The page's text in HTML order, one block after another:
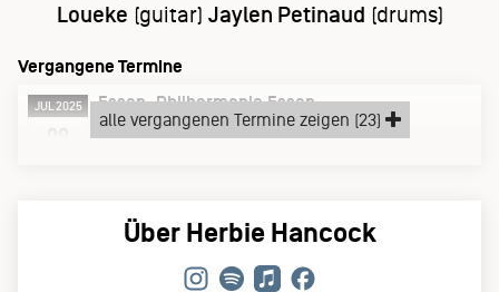
Loueke (guitar) Jaylen Petinaud (drums)
Vergangene Termine
JUL 2025 Essen Philharmonie Essen
Mittwoch, 09.07.25
alle vergangenen Termine zeigen (23)
Über Herbie Hancock